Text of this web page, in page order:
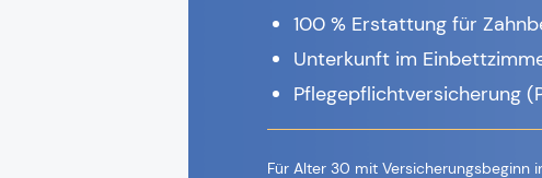
100 % Erstattung für
Unterkunft im
Pflegepflichtversicherung
Für Alter 30 mit Versicherungsbeginn